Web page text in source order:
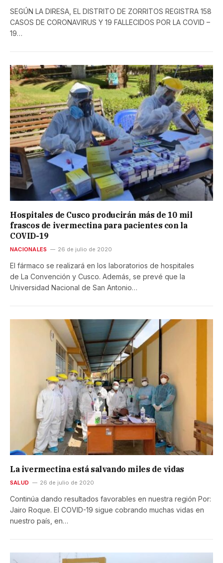
SEGÚN LA DIRESA, EL DISTRITO DE ZORRITOS REGISTRA 158
CASOS DE CORONAVIRUS Y 19 FALLECIDOS POR LA COVID –
19…
Hospitales de Cusco producirán más de 10 mil
frascos de ivermectina para pacientes con la
COVID-19
NACIONALES 26 de julio de 2020
El fármaco se realizará en los laboratorios de hospitales
de La Convención y Cusco. Además, se prevé que la
Universidad Nacional de San Antonio…
La ivermectina está salvando miles de vidas
SALUD 26 de julio de 2020
Continúa dando resultados favorables en nuestra región Por:
Jairo Roque. El COVID-19 sigue cobrando muchas vidas en
nuestro país, en…